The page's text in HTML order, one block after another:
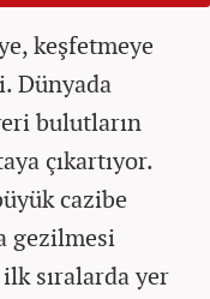
keşfetmeye
Dünyada
bulutların
çıkartıyor.
cazibe
gezilmesi
sıralarda yer